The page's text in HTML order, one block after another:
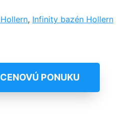
, Infinity bazén Hollern
PONUKU